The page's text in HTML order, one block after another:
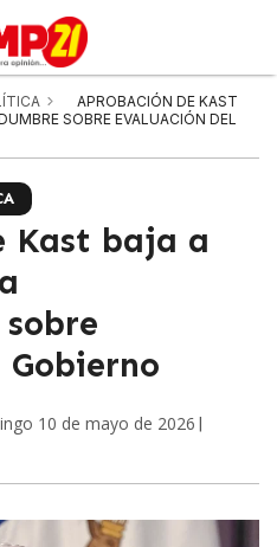
APROBACIÓN DE KAST
SOBRE EVALUACIÓN DEL
Kast baja a
10 de mayo de 2026